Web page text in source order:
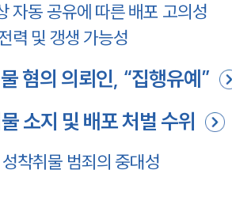
자동 공유에 따른 배포 고의성
력 및 갱생 가능성
혐의 의뢰인, “집행유예”
소지 및 배포 처벌 수위
착취물 범죄의 중대성